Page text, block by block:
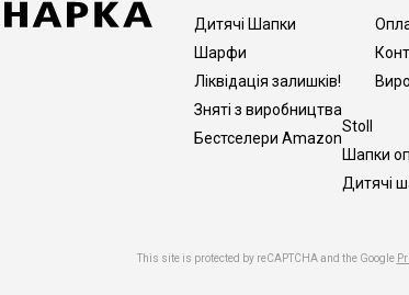
Дитячі Шапки
Шарфи
Ліквідація залишків!
Зняті з виробництва
Бестселери Amazon
Stoll
Шапки
Дитячі
This site is protected by reCAPTCHA and the Google